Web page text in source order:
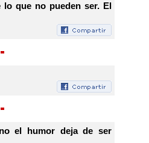
lo que no pueden ser. El
el humor deja de ser